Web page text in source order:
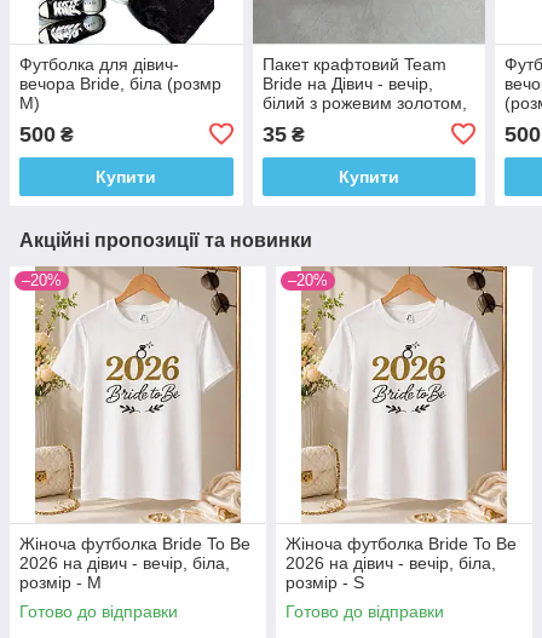
Футболка для дівич-
вечора Bride, біла (розмр
M)
500 ₴
Купити
Пакет крафтовий Team
Bride на Дівич - вечір,
білий з рожевим золотом,
35₴
Купити
500
Акційні пропозиції та новинки
–20%
Жіноча футболка Bride To Be
2026 на дівич - вечір, біла,
розмір - M
Готово до відправки
–20%
Жіноча футболка Bride To Be
2026 на дівич - вечір, біла,
розмір - S
Готово до відправки